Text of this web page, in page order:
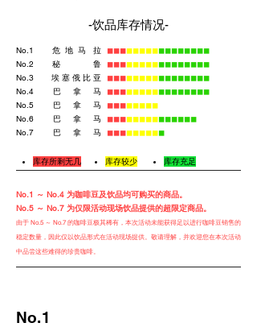
-饮品库存情况-​
​No.1
No.2
No.3
No.4
No.5
No.6
​No.7
危 地 马 拉
秘 鲁
埃 塞 俄 比 亚
巴 拿 马
巴 拿 马
巴 拿 马
巴 拿 马
◼︎◼︎◼︎◼︎◼︎◼︎◼︎◼︎◼︎◼︎◼︎◼︎◼︎◼︎◼︎◼︎
◼︎◼︎◼︎◼︎◼︎◼︎◼︎◼︎◼︎◼︎◼︎◼︎◼︎◼︎◼︎◼︎
◼︎◼︎◼︎◼︎◼︎◼︎◼︎◼︎◼︎◼︎◼︎◼︎◼︎◼︎◼︎◼︎
◼︎◼︎◼︎◼︎◼︎◼︎◼︎◼︎◼︎◼︎◼︎◼︎◼︎◼︎◼︎◼︎
◼︎◼︎◼︎◼︎◼︎◼︎◼︎◼︎
◼︎◼︎◼︎◼︎◼︎◼︎◼︎◼︎◼︎◼︎◼︎◼︎◼︎◼︎
◼︎◼︎◼︎◼︎◼︎◼︎◼︎◼︎◼︎
库存所剩无几 库存较少 库存充足
No.1 ～ No.4 为咖啡豆及饮品均可购买的商品。
No.5 ～ No.7 为仅限活动现场饮品提供的超限定商品。
由于 No.5 ～ No.7 的咖啡豆极其稀有，本次活动未能获得足以进行咖啡豆销售的
稳定数量，因此仅以饮品形式在活动现场提供。敬请理解，并欢迎您在本次活动
中品尝这些难得的珍贵咖啡。
No.1